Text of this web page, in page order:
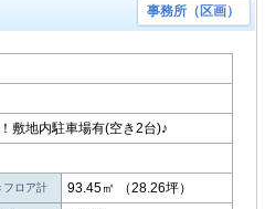
事務所（区画）
敷地内駐車場有(空き2台)♪
フロア計 93.45㎡ （28.26坪）